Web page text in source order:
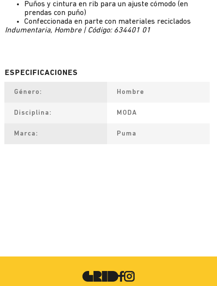
Puños y cintura en rib para un ajuste cómodo (en
prendas con puño)
Confeccionada en parte con materiales reciclados
Indumentaria, Hombre | Código: 634401 01
Género Hombre
Disciplina MODA
Marca Puma